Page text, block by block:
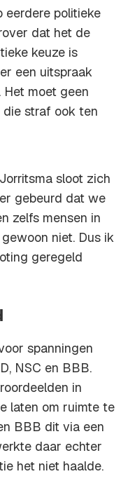
eerdere politieke
dat het de
keuze is
een uitspraak
Het moet geen
die straf ook ten
sloot zich
gebeurd dat we
zelfs mensen in
niet. Dus ik
geregeld
spanningen
NSC en BBB.
in
laten om ruimte te
BBB dit via een
daar echter
het niet haalde.